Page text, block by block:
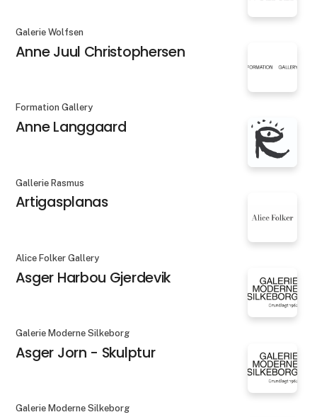
Galerie Wolfsen
Anne Juul Christophersen
Formation Gallery
Anne Langgaard
Gallerie Rasmus
Artigasplanas
Alice Folker Gallery
Asger Harbou Gjerdevik
Galerie Moderne Silkeborg
Asger Jorn - Skulptur
Galerie Moderne Silkeborg